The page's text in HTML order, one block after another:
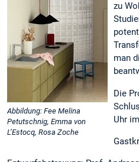
Abbildung: Fee Melina
Petutschnig, Emma von
L’Estocq, Rosa Zoche
zu
man
Die
Uhr